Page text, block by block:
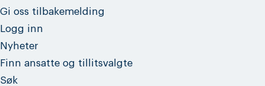
Gi oss tilbakemelding
Logg inn
Nyheter
Finn ansatte og tillitsvalgte
Søk